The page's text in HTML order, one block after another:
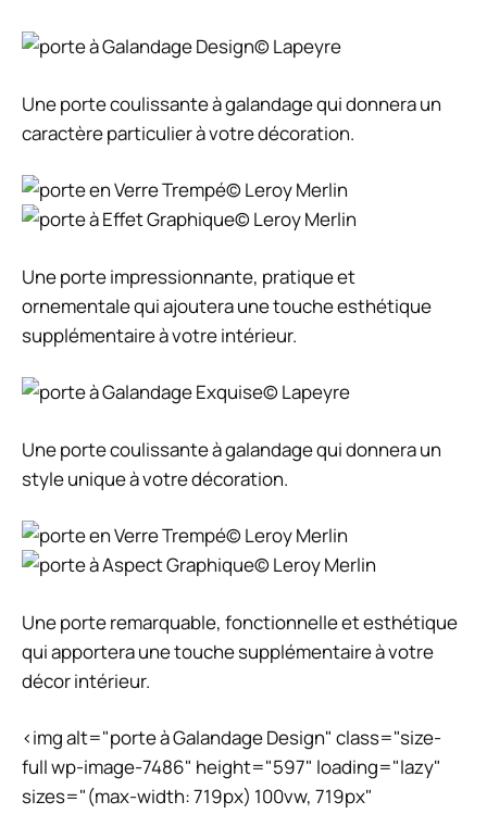
© Lapeyre
Une porte coulissante à galandage qui donnera un
caractère particulier à votre décoration.
© Leroy Merlin
© Leroy Merlin
Une porte impressionnante, pratique et
ornementale qui ajoutera une touche esthétique
supplémentaire à votre intérieur.
© Lapeyre
Une porte coulissante à galandage qui donnera un
style unique à votre décoration.
© Leroy Merlin
© Leroy Merlin
Une porte remarquable, fonctionnelle et esthétique
qui apportera une touche supplémentaire à votre
décor intérieur.
<img alt="porte à Galandage Design" class="size-
full wp-image-7486" height="597" loading="lazy"
sizes="(max-width: 719px) 100vw, 719px"